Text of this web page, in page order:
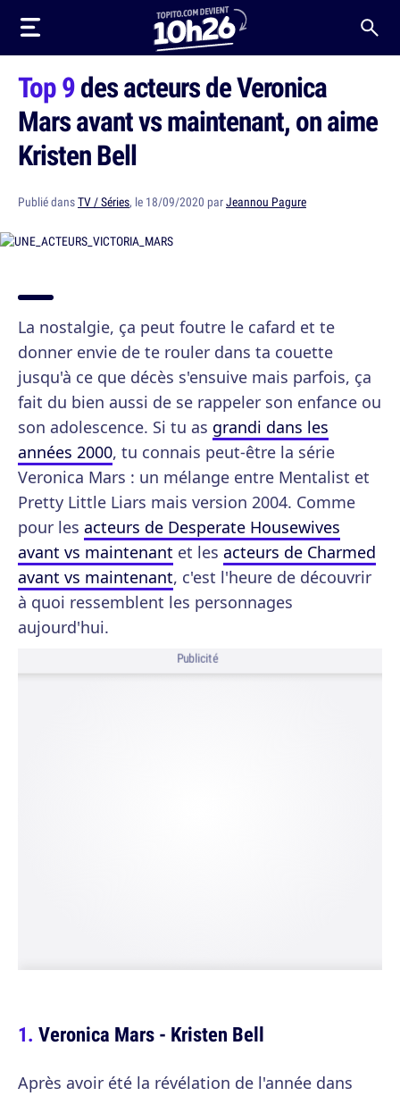
Top 9des acteurs de Veronica
Mars avant vs maintenant, on aime
Kristen Bell
Publié dansTV / Séries, le 18/09/2020 parJeannou Pagure
La nostalgie, ça peut foutre le cafard et te
donner envie de te rouler dans ta couette
jusqu'à ce que décès s'ensuive mais parfois, ça
fait du bien aussi de se rappeler son enfance ou
son adolescence. Si tu as grandi dans les
années 2000, tu connais peut-être la série
Veronica Mars : un mélange entre Mentalist et
Pretty Little Liars mais version 2004. Comme
pour les acteurs de Desperate Housewives
avant vs maintenant et les acteurs de Charmed
avant vs maintenant, c'est l'heure de découvrir
à quoi ressemblent les personnages
aujourd'hui.
Publicité
Veronica Mars - Kristen Bell
Après avoir été la révélation de l'année dans